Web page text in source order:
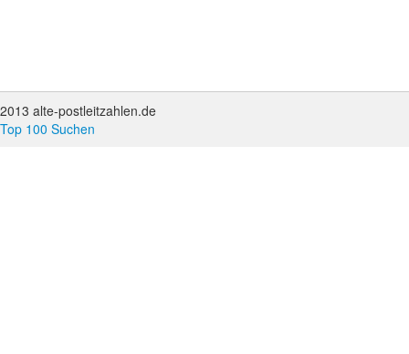
2013 alte-postleitzahlen.de
Top 100 Suchen